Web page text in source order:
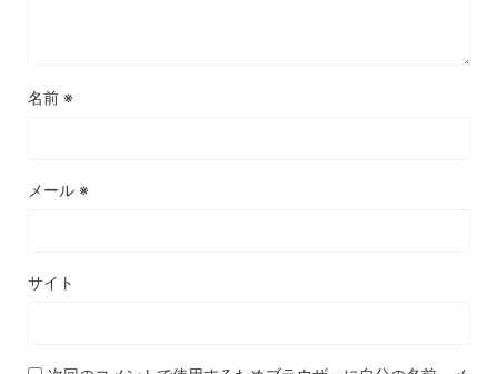
名前 ※
メール ※
サイト